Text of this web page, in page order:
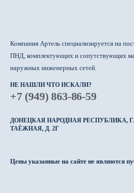
Компания Артель специализируется на
ПНД, комплектующих и сопутствующих
наружных инженерных сетей.
НЕ НАШЛИ ЧТО ИСКАЛИ?
+7 (949) 863-86-59
ДОНЕЦКАЯ НАРОДНАЯ РЕСПУБЛИКА,
ТАЁЖНАЯ, Д. 2Г
Цены указанные на сайте не являются